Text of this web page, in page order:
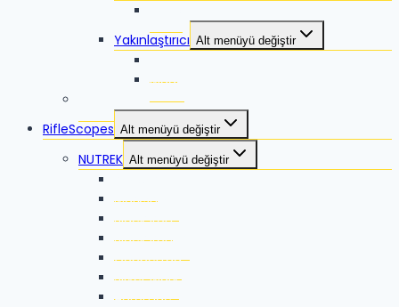
Yakınlaştırıcı Alt menüyü değiştir
Mago
RifleScopes Alt menüyü değiştir
NUTREK Alt menüyü değiştir
Marksman
Black Iron
Black Iron ES
Coppertag
Silver Mark
Auromac